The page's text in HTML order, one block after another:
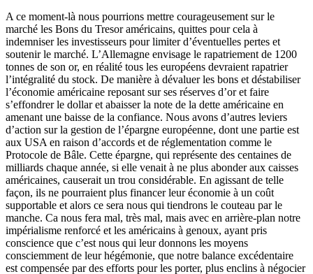
A ce moment-là nous pourrions mettre courageusement sur le
marché les Bons du Tresor américains, quittes pour cela à
indemniser les investisseurs pour limiter d’éventuelles pertes et
soutenir le marché. L’Allemagne envisage le rapatriement de 1200
tonnes de son or, en réalité tous les européens devraient rapatrier
l’intégralité du stock. De manière à dévaluer les bons et déstabiliser
l’économie américaine reposant sur ses réserves d’or et faire
s’effondrer le dollar et abaisser la note de la dette américaine en
amenant une baisse de la confiance. Nous avons d’autres leviers
d’action sur la gestion de l’épargne européenne, dont une partie est
aux USA en raison d’accords et de réglementation comme le
Protocole de Bâle. Cette épargne, qui représente des centaines de
milliards chaque année, si elle venait à ne plus abonder aux caisses
américaines, causerait un trou considérable. En agissant de telle
façon, ils ne pourraient plus financer leur économie à un coût
supportable et alors ce sera nous qui tiendrons le couteau par le
manche. Ca nous fera mal, très mal, mais avec en arrière-plan notre
impérialisme renforcé et les américains à genoux, ayant pris
conscience que c’est nous qui leur donnons les moyens
consciemment de leur hégémonie, que notre balance excédentaire
est compensée par des efforts pour les porter, plus enclins à négocier